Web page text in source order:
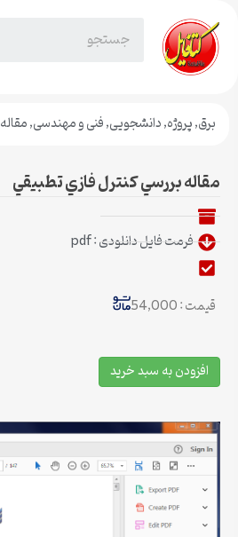
برق,پروژه,دانشجویی,فنی و مهندسی,مقاله
مقاله بررسي كنترل فازي تطبيقي
فرمت فایل دانلودی : pdf
قیمت : 54,000
افزودن به سبد خرید